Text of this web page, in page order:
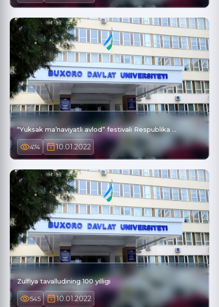
“Yuksak ma’naviyatli avlod” festivali Respublika …
474 10.01.2022
Zulfiya tavalludining 100 yilligi
545 10.01.2022